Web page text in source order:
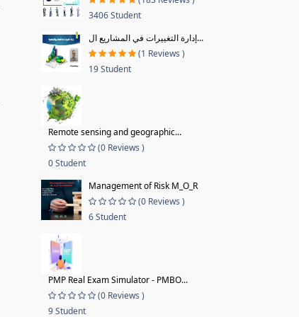
3406 Student
إدارة التغييرات في المشاريع ال...
(1 Reviews )
19 Student
Remote sensing and geographic...
(0 Reviews )
0 Student
Management of Risk M_O_R
(0 Reviews )
6 Student
PMP Real Exam Simulator - PMBO...
(0 Reviews )
9 Student